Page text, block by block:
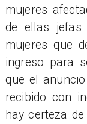
mujeres
de ellas jefas
mujeres que
ingreso para
que el
recibido con
hay certeza